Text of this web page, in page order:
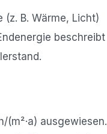
B. Wärme, Licht)
beschreibt
(m²·a) ausgewiesen.